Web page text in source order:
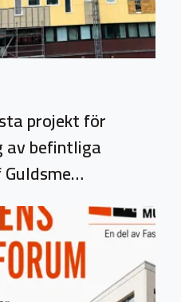
projekt för
av befintliga